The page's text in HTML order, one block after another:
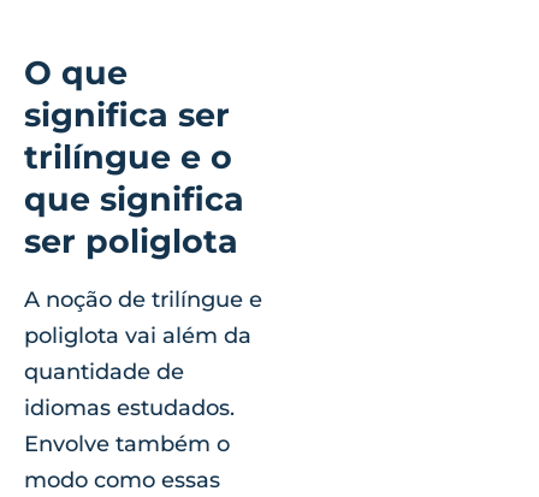
O que
significa ser
trilíngue e o
que significa
ser poliglota
A noção de trilíngue e
poliglota vai além da
quantidade de
idiomas estudados.
Envolve também o
modo como essas